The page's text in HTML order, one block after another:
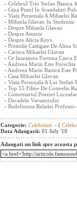
- Celebrul Trio Stefan Banica
- Gina Pistol In Scandaluri
- Viata Personala A Mihaelei
- Mihaela Glavan In Studentie
- Despre Mihaela Glavan
- Despre Amerie
- Despre Alicia Keys
- Premiile Castigate De Alina
- Cariera Mihaelei Glavan
- Ce Inseamna Fortuna Caeca
- Andreea Marin Este
- Andreea Marin Banica Este
- Casa Mihaelei Glavan
- Viata Personala A Lui Stefan
- Top 55 Filme De Comedie
- Comentariul Poeziei
- Decadele Varsatorului
- Redefinirea Relatiei
Categorie: Celebritati - (
Data Adaugarii: 01 July '10
Adaugati un link spre aceasta